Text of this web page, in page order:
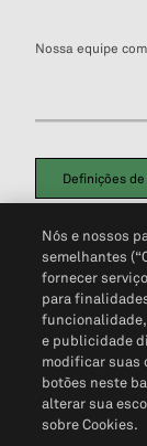
Nossa equipe
Definições
Política de
Não Venda
Nós e nossos
semelhantes
fornecer
para
e publicidade
modificar suas
botões neste
alterar sua
sobre Cookies.